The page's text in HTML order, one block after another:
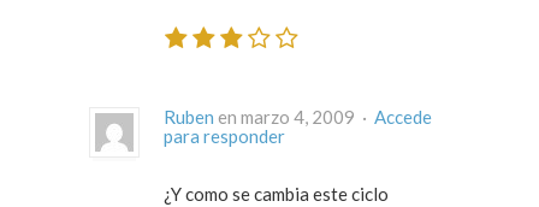
Ruben en marzo 4, 2009 · Accede
para responder
¿Y como se cambia este ciclo